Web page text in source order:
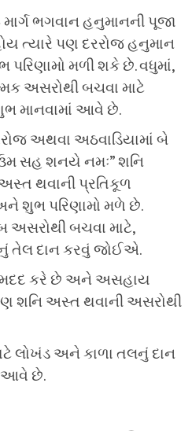
ભગવાન હનુમાનની પૂજા
ત્યારે પણ દરરોજ હનુમાન
પરિણામો મળી શકે છે. વધુમાં,
અસરોથી બચવા માટે
માનવામાં આવે છે.
અથવા અઠવાડિયામાં બે
સહ શનયે નમઃ” શનિ
થવાની પ્રતિકૂળ
શુભ પરિણામો મળે છે.
અસરોથી બચવા માટે,
તેલ દાન કરવું જોઈએ.
મદદ કરે છે અને અસહાય
શનિ અસ્ત થવાની અસરોથી
લોખંડ અને કાળા તલનું દાન
આવે છે.